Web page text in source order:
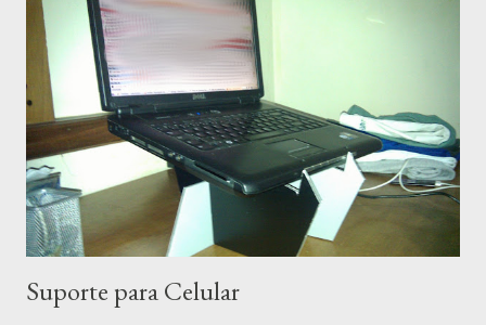
um diálogo. As apresentações são curtas e tentam seguir algo
no estilo PechaKucha / Ignite . Ele acontece toda última
segunda feira do mês e tem sempre contado com os assuntos
mais diversos. Pra quem quer expadir os horizontes é uma ótima
oportunidade.
Suporte para Celular